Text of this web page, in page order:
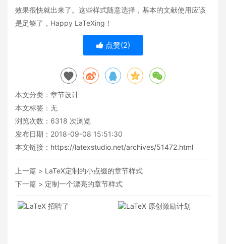
效果很快就出来了。这些样式随意选择，基本的文献使用应该
是足够了，Happy LaTeXing！
点赞(2)
本文分类： 章节设计
本文标签：无
浏览次数： 6318 次浏览
发布日期：2018-09-08 15:51:30
本文链接： https://latexstudio.net/archives/51472.html
上一篇 > LaTeX定制的小点缀的章节样式
下一篇 > 定制一个漂亮的章节样式